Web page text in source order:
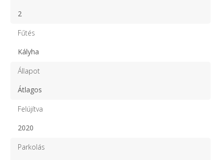
2
Fűtés
Kályha
Állapot
Átlagos
Felújítva
2020
Parkolás